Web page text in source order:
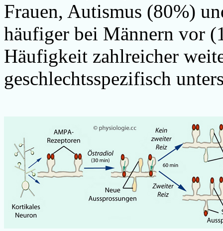
Frauen, Autismus (80%)
häufiger bei Männern vor
Häufigkeit zahlreicher
geschlechtsspezifisch